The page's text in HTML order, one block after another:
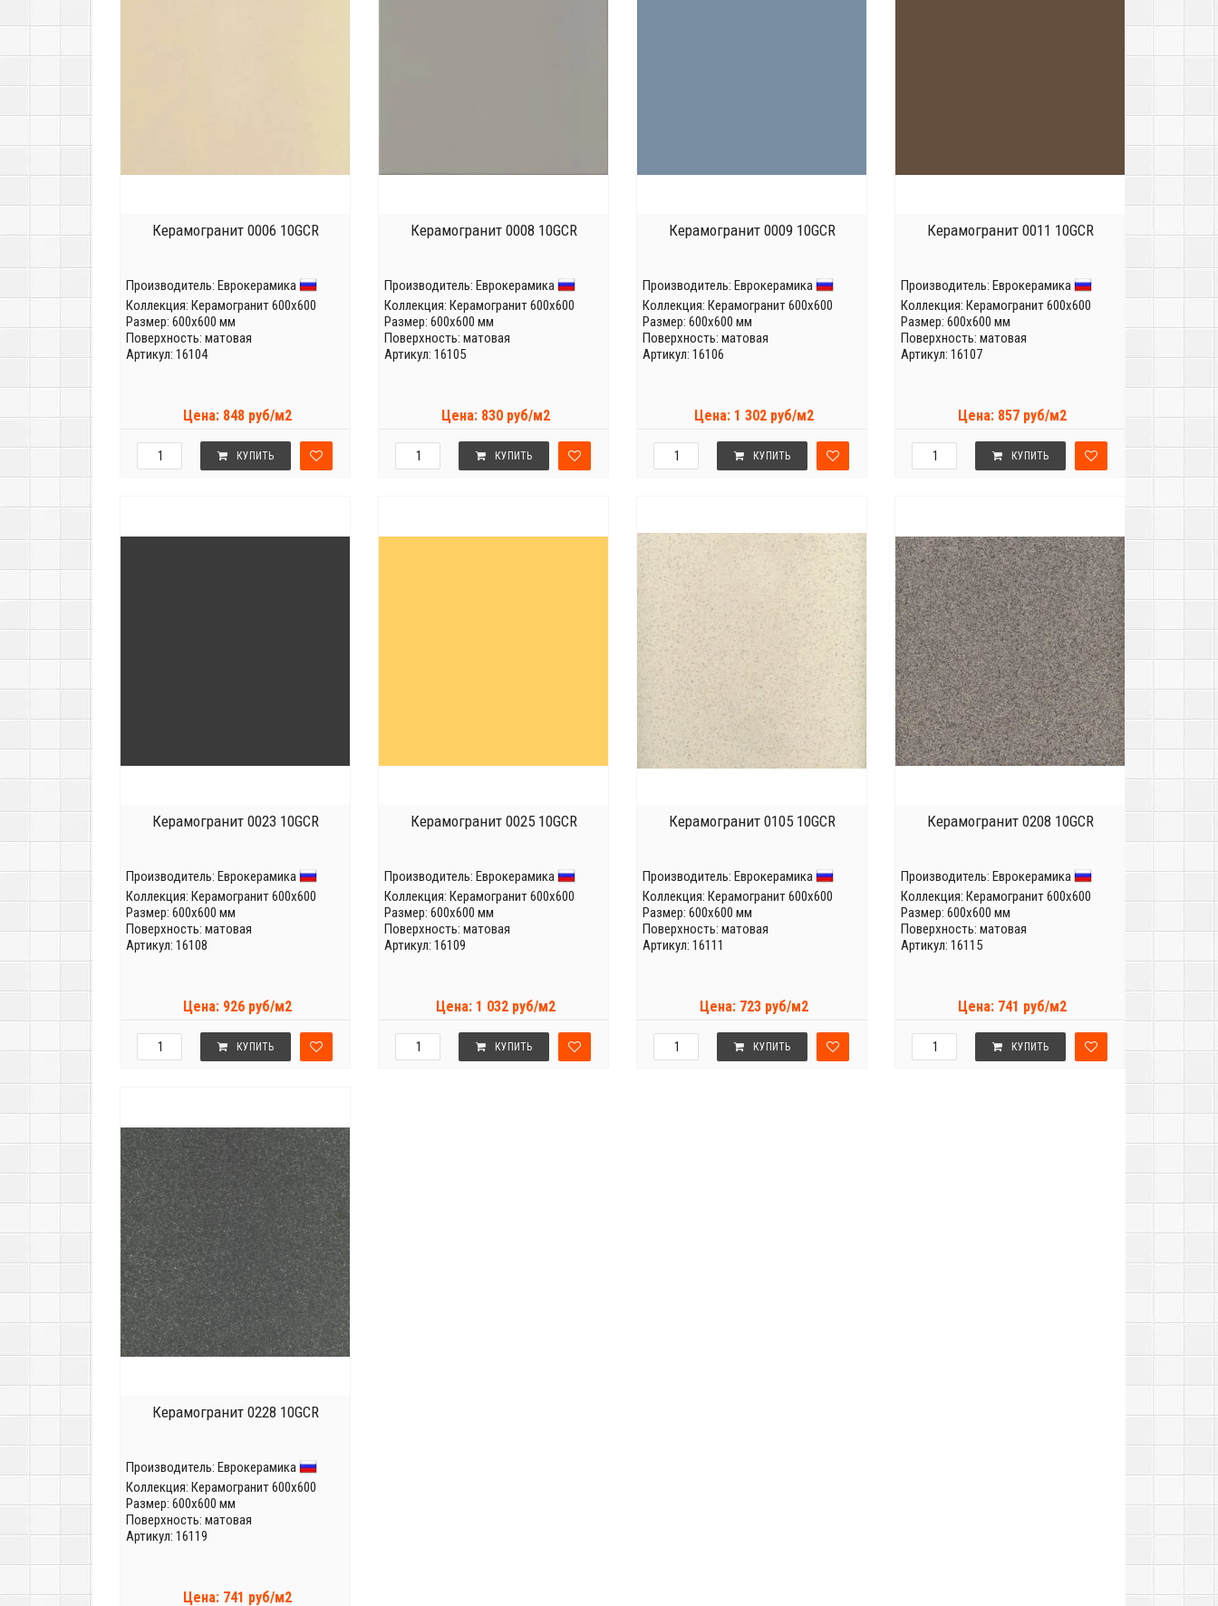
Керамогранит 0006 10GCR
Производитель: Еврокерамика
Коллекция: Керамогранит 600x600
Размер: 600x600 мм
Поверхность: матовая
Артикул: 16104
Цена: 848 руб/м2
КУПИТЬ
Керамогранит 0008 10GCR
Производитель: Еврокерамика
Коллекция: Керамогранит 600x600
Размер: 600x600 мм
Поверхность: матовая
Артикул: 16105
Цена: 830 руб/м2
КУПИТЬ
Керамогранит 0009 10GCR
Производитель: Еврокерамика
Коллекция: Керамогранит 600x600
Размер: 600x600 мм
Поверхность: матовая
Артикул: 16106
Цена: 1 302 руб/м2
КУПИТЬ
Керамогранит 0011 10GCR
Производитель: Еврокерамика
Коллекция: Керамогранит 600x600
Размер: 600x600 мм
Поверхность: матовая
Артикул: 16107
Цена: 857 руб/м2
КУПИТЬ
Керамогранит 0023 10GCR
Производитель: Еврокерамика
Коллекция: Керамогранит 600x600
Размер: 600x600 мм
Поверхность: матовая
Артикул: 16108
Цена: 926 руб/м2
КУПИТЬ
Керамогранит 0025 10GCR
Производитель: Еврокерамика
Коллекция: Керамогранит 600x600
Размер: 600x600 мм
Поверхность: матовая
Артикул: 16109
Цена: 1 032 руб/м2
КУПИТЬ
Керамогранит 0105 10GCR
Производитель: Еврокерамика
Коллекция: Керамогранит 600x600
Размер: 600x600 мм
Поверхность: матовая
Артикул: 16111
Цена: 723 руб/м2
КУПИТЬ
Керамогранит 0208 10GCR
Производитель: Еврокерамика
Коллекция: Керамогранит 600x600
Размер: 600x600 мм
Поверхность: матовая
Артикул: 16115
Цена: 741 руб/м2
КУПИТЬ
Керамогранит 0228 10GCR
Производитель: Еврокерамика
Коллекция: Керамогранит 600x600
Размер: 600x600 мм
Поверхность: матовая
Артикул: 16119
Цена: 741 руб/м2